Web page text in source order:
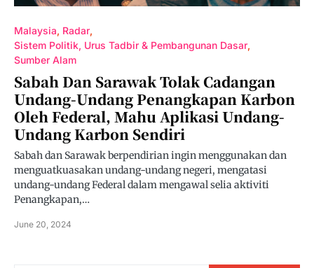
Malaysia Radar
Sistem Politik, Urus Tadbir & Pembangunan Dasar
Sumber Alam
Sabah Dan Sarawak Tolak Cadangan
Undang-Undang Penangkapan Karbon
Oleh Federal, Mahu Aplikasi Undang-
Undang Karbon Sendiri
Sabah dan Sarawak berpendirian ingin menggunakan dan
menguatkuasakan undang-undang negeri, mengatasi
undang-undang Federal dalam mengawal selia aktiviti
Penangkapan,…
June 20, 2024